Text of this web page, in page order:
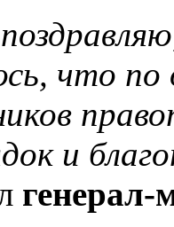
что по
и